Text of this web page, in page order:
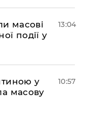
масові
події у
13:04
у
масову
10:57